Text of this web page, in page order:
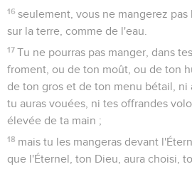
16 seulement, vous ne mangerez pas
sur la terre, comme de l'eau.
17 Tu ne pourras pas manger, dans
froment, ou de ton moût, ou de ton
de ton gros et de ton menu bétail, ni
tu auras vouées, ni tes offrandes
élevée de ta main ;
18 mais tu les mangeras devant
que l'Éternel, ton Dieu, aura choisi,